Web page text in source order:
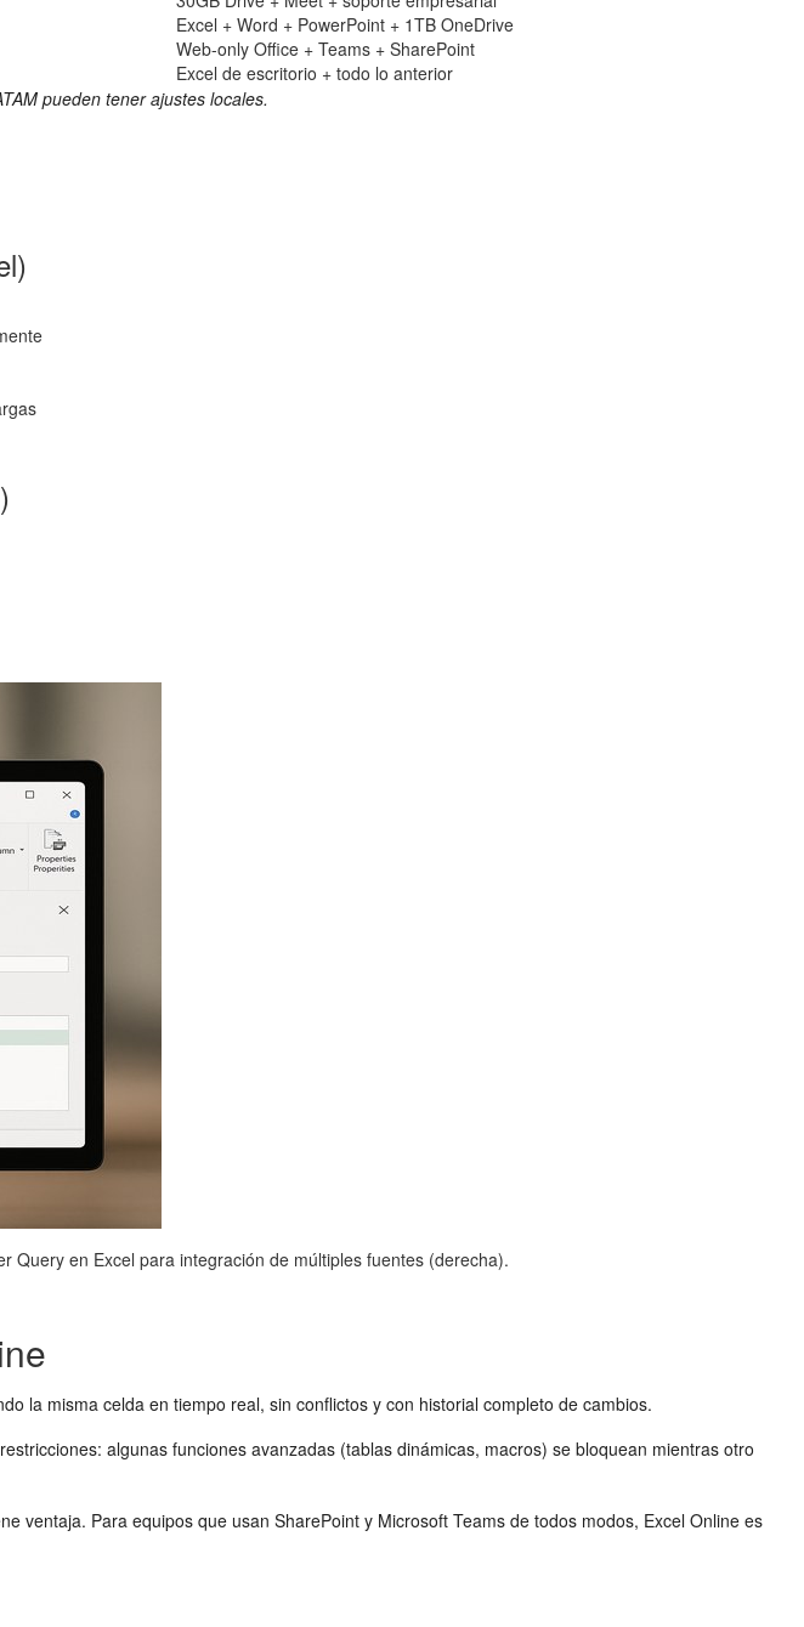
Excel + Word + PowerPoint + 1TB OneDrive
Web-only Office + Teams + SharePoint
Excel de escritorio + todo lo anterior
pueden tener ajustes locales.
Query en Excel para integración de múltiples fuentes (derecha).
la misma celda en tiempo real, sin conflictos y con historial completo de cambios.
algunas funciones avanzadas (tablas dinámicas, macros) se bloquean mientras otro
ventaja. Para equipos que usan SharePoint y Microsoft Teams de todos modos, Excel Online es